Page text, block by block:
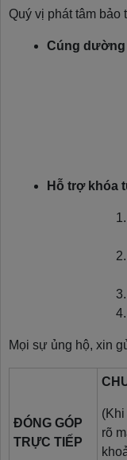
Quý vị phát tâm bảo
Cúng dường
Hỗ trợ khóa
Mọi sự ủng hộ, xin
ĐÓNG GÓP
TRỰC TIẾP
rõ